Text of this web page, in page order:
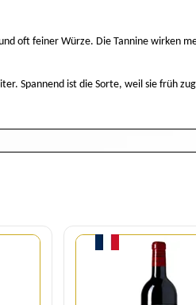
oft feiner Würze. Die Tannine wirken
Spannend ist die Sorte, weil sie früh
Menge